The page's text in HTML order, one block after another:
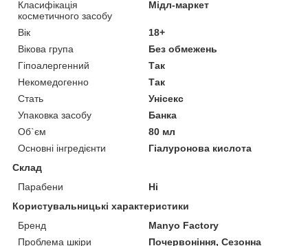
Класифікація
косметичного засобу
Мідл-маркет
Вік
18+
Вікова група
Без обмежень
Гіпоалергенний
Так
Некомедогенно
Так
Стать
Унісекс
Упаковка засобу
Банка
Об`єм
80 мл
Основні інгредієнти
Гіалуронова кислота
Склад
Парабени
Ні
Користувальницькі характеристики
Бренд
Manyo Factory
Проблема шкіри
Почервоніння, Сезонна